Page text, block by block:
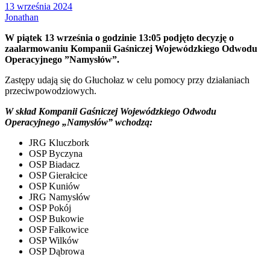
13 września 2024
Jonathan
W piątek 13 września o godzinie 13:05 podjęto decyzję o
zaalarmowaniu Kompanii Gaśniczej Wojewódzkiego Odwodu
Operacyjnego ”Namysłów”.
Zastępy udają się do Głuchołaz w celu pomocy przy działaniach
przeciwpowodziowych.
W skład Kompanii Gaśniczej Wojewódzkiego Odwodu
Operacyjnego „Namysłów” wchodzą:
JRG Kluczbork
OSP Byczyna
OSP Biadacz
OSP Gierałcice
OSP Kuniów
JRG Namysłów
OSP Pokój
OSP Bukowie
OSP Fałkowice
OSP Wilków
OSP Dąbrowa